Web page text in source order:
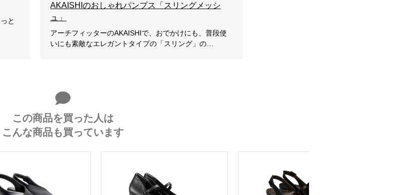
と
AKAISHIのおしゃれパンプス「スリングメッシ
ュ」
アーチフィッターのAKAISHIで、おでかけにも、普段使
いにも素敵なエレガントタイプの「スリング」の…
この商品を買った人は
こんな商品も買っています